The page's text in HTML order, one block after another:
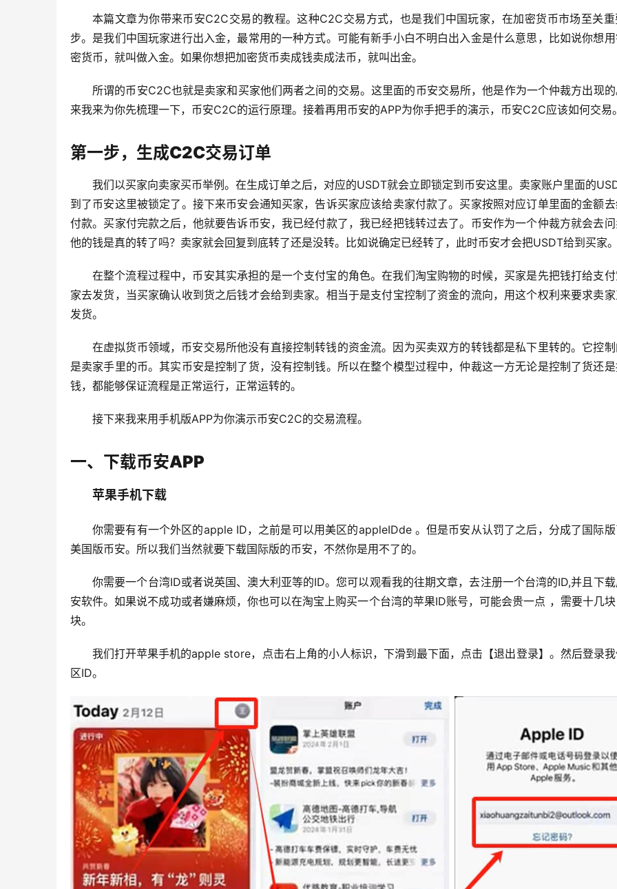
本篇文章为你带来币安C2C交易的教程。这种C2C交易方式，也是我们中国玩家，在加密货币市场至关
步。是我们中国玩家进行出入金，最常用的一种方式。可能有新手小白不明白出入金是什么意思，比如说你想
密货币，就叫做入金。如果你想把加密货币卖成钱卖成法币，就叫出金。
所谓的币安C2C也就是卖家和买家他们两者之间的交易。这里面的币安交易所，他是作为一个仲裁方出现
来我来为你先梳理一下，币安C2C的运行原理。接着再用币安的APP为你手把手的演示，币安C2C应该如何交易
第一步，生成C2C交易订单
我们以买家向卖家买币举例。在生成订单之后，对应的USDT就会立即锁定到币安这里。卖家账户里面的
到了币安这里被锁定了。接下来币安会通知买家，告诉买家应该给卖家付款了。买家按照对应订单里面的金额
付款。买家付完款之后，他就要告诉币安，我已经付款了，我已经把钱转过去了。币安作为一个仲裁方就会去
他的钱是真的转了吗？卖家就会回复到底转了还是没转。比如说确定已经转了，此时币安才会把USDT给到买家
在整个流程过程中，币安其实承担的是一个支付宝的角色。在我们淘宝购物的时候，买家是先把钱打给支
家去发货，当买家确认收到货之后钱才会给到卖家。相当于是支付宝控制了资金的流向，用这个权利来要求卖
发货。
在虚拟货币领域，币安交易所他没有直接控制转钱的资金流。因为买卖双方的转钱都是私下里转的。它控
是卖家手里的币。其实币安是控制了货，没有控制钱。所以在整个模型过程中，仲裁这一方无论是控制了货还
钱，都能够保证流程是正常运行，正常运转的。
接下来我来用手机版APP为你演示币安C2C的交易流程。
一、下载币安APP
苹果手机下载
你需要有有一个外区的apple ID，之前是可以用美区的appleIDde 。但是币安从认罚了之后，分成了国际
美国版币安。所以我们当然就要下载国际版的币安，不然你是用不了的。
你需要一个台湾ID或者说英国、澳大利亚等的ID。您可以观看我的往期文章，去注册一个台湾的ID,并且下
安软件。如果说不成功或者嫌麻烦，你也可以在淘宝上购买一个台湾的苹果ID账号，可能会贵一点 ，需要十几
块。
我们打开苹果手机的apple store，点击右上角的小人标识，下滑到最下面，点击【退出登录】。然后登录
区ID。